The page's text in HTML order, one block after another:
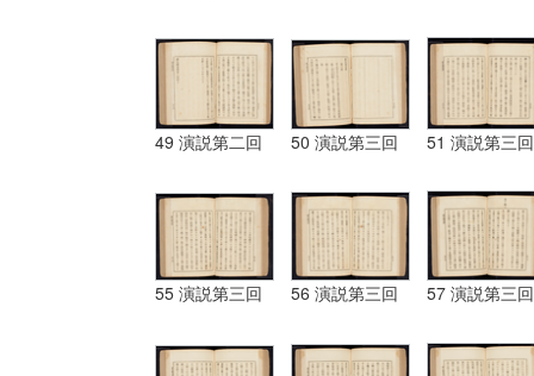
49 演説第二回 50 演説第三回 51 演説第三回
55 演説第三回 56 演説第三回 57 演説第三回